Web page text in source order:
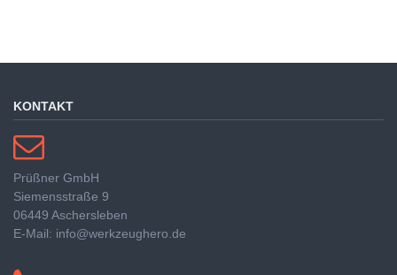
KONTAKT
Prüßner GmbH
Siemensstraße 9
06449 Aschersleben
E-Mail: info@werkzeughero.de